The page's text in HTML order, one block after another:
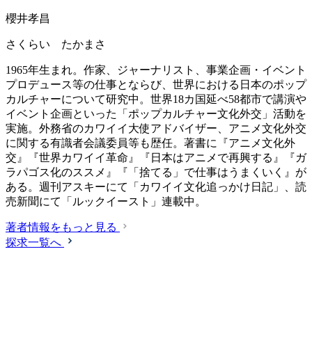
櫻井孝昌
さくらい たかまさ
1965年生まれ。作家、ジャーナリスト、事業企画・イベント
プロデュース等の仕事とならび、世界における日本のポップ
カルチャーについて研究中。世界18カ国延べ58都市で講演や
イベント企画といった「ポップカルチャー文化外交」活動を
実施。外務省のカワイイ大使アドバイザー、アニメ文化外交
に関する有識者会議委員等も歴任。著書に『アニメ文化外
交』『世界カワイイ革命』『日本はアニメで再興する』『ガ
ラパゴス化のススメ』『「捨てる」で仕事はうまくいく』が
ある。週刊アスキーにて「カワイイ文化追っかけ日記」、読
売新聞にて「ルックイースト」連載中。
著者情報をもっと見る
探求一覧へ